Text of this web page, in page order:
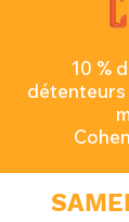
10 %
détenteurs